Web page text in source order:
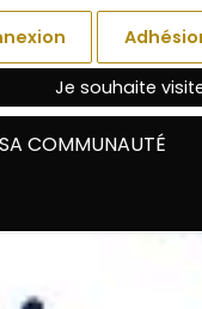
Je souhaite
COMMUNAUTÉ